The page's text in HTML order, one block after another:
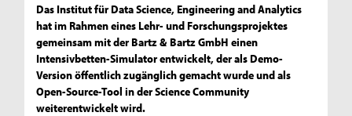
Das Institut für Data Science, Engineering and Analytics
hat im Rahmen eines Lehr- und Forschungsprojektes
gemeinsam mit der Bartz & Bartz GmbH einen
Intensivbetten-Simulator entwickelt, der als Demo-
Version öffentlich zugänglich gemacht wurde und als
Open-Source-Tool in der Science Community
weiterentwickelt wird.